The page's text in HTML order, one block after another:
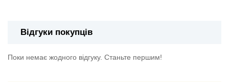
Відгуки покупців
Поки немає жодного відгуку. Станьте першим!